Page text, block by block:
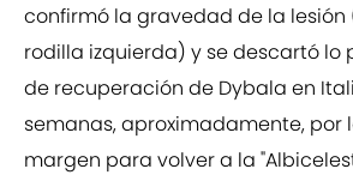
confirmó la gravedad de la lesión
rodilla izquierda) y se descartó lo
de recuperación de Dybala en
semanas, aproximadamente, por
margen para volver a la